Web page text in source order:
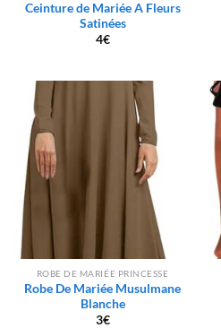
Ceinture de Mariée A Fleurs
Satinées
4€
ROBE DE MARIÉE PRINCESSE
Robe De Mariée Musulmane
Blanche
3€